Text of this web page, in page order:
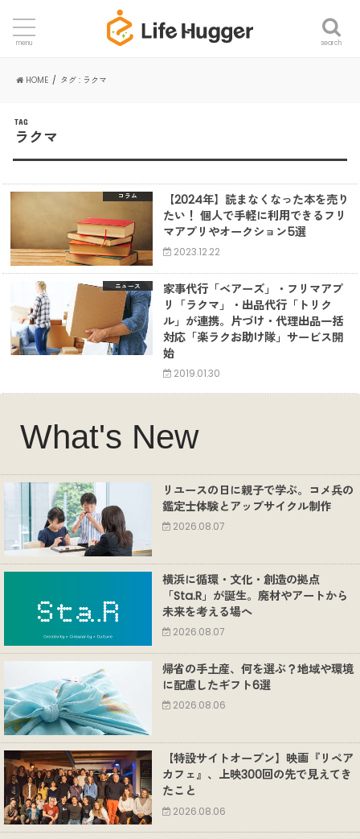
search
menu
HOME タグ : ラクマ
TAG
ラクマ
コラム
【2024年】読まなくなった本を売り
たい！ 個人で手軽に利用できるフリ
マアプリやオークション5選
2023.12.22
ニュース
家事代行「ベアーズ」・フリマアプ
リ「ラクマ」・出品代行「トリク
ル」が連携。片づけ・代理出品一括
対応「楽ラクお助け隊」サービス開
始
2019.01.30
What's New
リユースの日に親子で学ぶ。コメ兵の
鑑定士体験とアップサイクル制作
2026.08.07
横浜に循環・文化・創造の拠点
「Sta.R」が誕生。廃材やアートから
未来を考える場へ
2026.08.07
帰省の手土産、何を選ぶ？地域や環境
に配慮したギフト6選
2026.08.06
【特設サイトオープン】映画『リペア
カフェ』、上映300回の先で見えてき
たこと
2026.08.06